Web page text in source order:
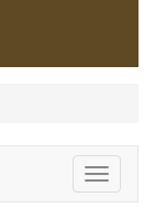
Toggle